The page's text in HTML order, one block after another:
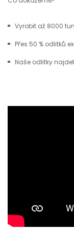
Vyrobit až 8000
Přes 50 % odlitků
Naše odlitky